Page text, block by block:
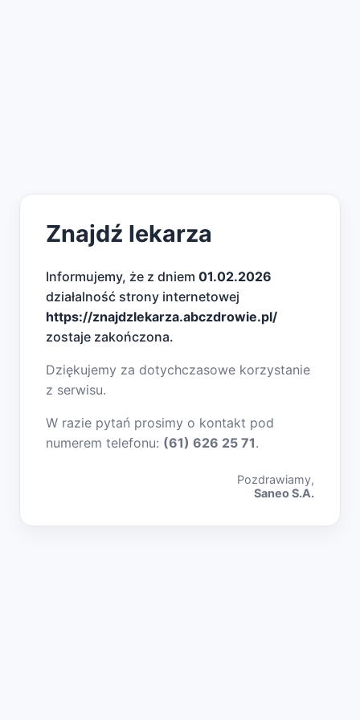
Znajdź lekarza
Informujemy, że z dniem 01.02.2026
działalność strony internetowej
https://znajdzlekarza.abczdrowie.pl/
zostaje zakończona.
Dziękujemy za dotychczasowe korzystanie
z serwisu.
W razie pytań prosimy o kontakt pod
numerem telefonu: (61) 626 25 71.
Pozdrawiamy,
Saneo S.A.